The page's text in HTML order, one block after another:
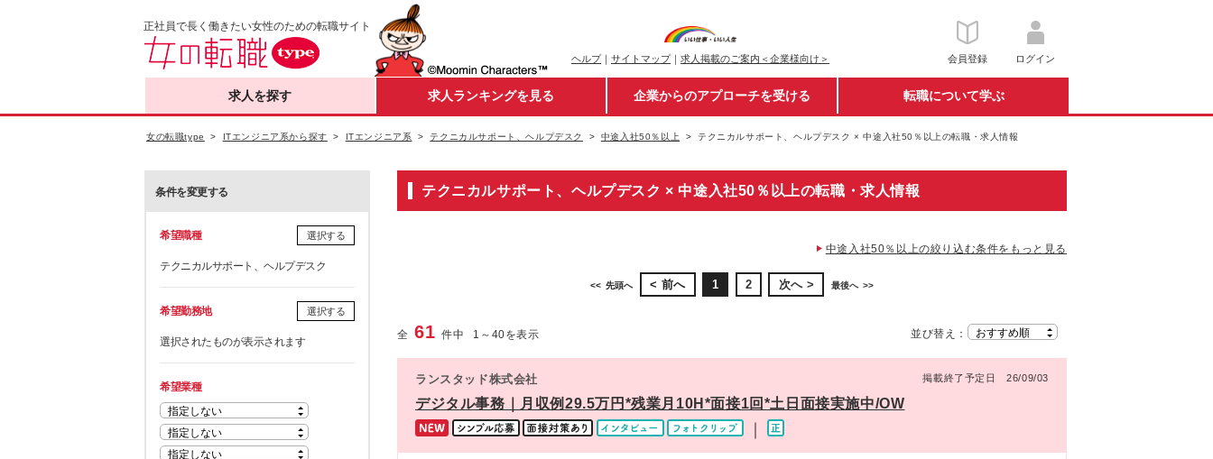
正社員で長く働きたい女性のための転職サイト
ヘルプ｜ サイトマップ｜ 求人掲載のご案内＜企業様向け＞ 会員登録 ログイン
求人を探す 求人ランキングを見る 企業からのアプローチを受ける 転職について学ぶ
女の転職type ITエンジニア系から探す ITエンジニア系 テクニカルサポート、ヘルプデスク 中途入社50％以上 テクニカルサポート、ヘルプデスク × 中途入社50％以上の転職・求人情報
条件を変更する
希望職種 選択する
テクニカルサポート、ヘルプデスク
希望勤務地 選択する
選択されたものが表示されます
希望業種
テクニカルサポート、ヘルプデスク × 中途入社50％以上の転職・求人情報
中途入社50％以上の絞り込む条件をもっと見る
先頭へ 前へ 1 2 次へ 最後へ
全61 件中 1 ～ 40を表示 並び替え：
ランスタッド株式会社 掲載終了予定日 26/09/03
デジタル事務｜月収例29.5万円*残業月10H*面接1回*土日面接実施中/OW